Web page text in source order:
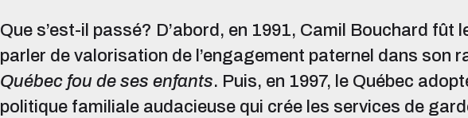
Que s’est-il passé? D’abord, en 1991, Camil Bouchard fût
parler de valorisation de l’engagement paternel dans son
Québec fou de ses enfants. Puis, en 1997, le Québec
politique familiale audacieuse qui crée les services de